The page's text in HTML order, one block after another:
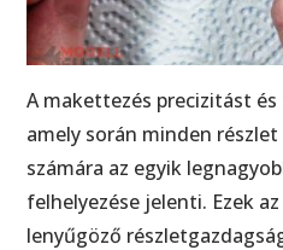
A makettezés precizitást
amely során minden
számára az egyik
felhelyezése jelenti. Ezek
lenyűgöző